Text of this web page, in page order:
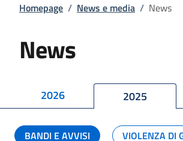
Homepage / News e media / News
News
2026 2025
BANDI E AVVISI VIOLENZA DI